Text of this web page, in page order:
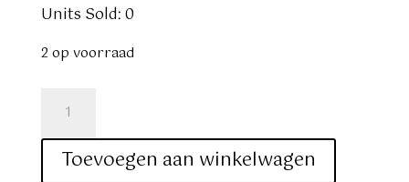
Units Sold: 0
2 op voorraad
Hope
DKToevoegen aan winkelwagen